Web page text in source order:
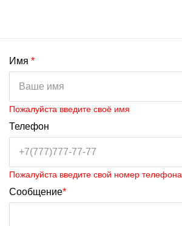
Имя *
Пожалуйста введите своё имя
Телефон
Пожалуйста введите свой номер телефона
Сообщение*